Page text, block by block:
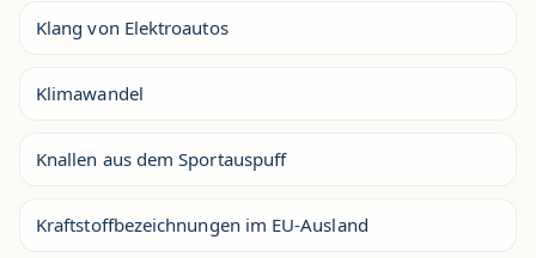
Klang von Elektroautos
Klimawandel
Knallen aus dem Sportauspuff
Kraftstoffbezeichnungen im EU-Ausland